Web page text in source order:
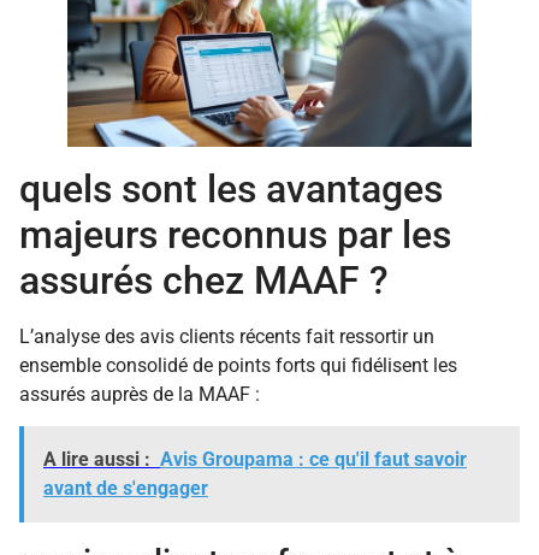
quels sont les avantages
majeurs reconnus par les
assurés chez MAAF ?
L’analyse des avis clients récents fait ressortir un
ensemble consolidé de points forts qui fidélisent les
assurés auprès de la MAAF :
A lire aussi : Avis Groupama : ce qu'il faut savoir
avant de s'engager